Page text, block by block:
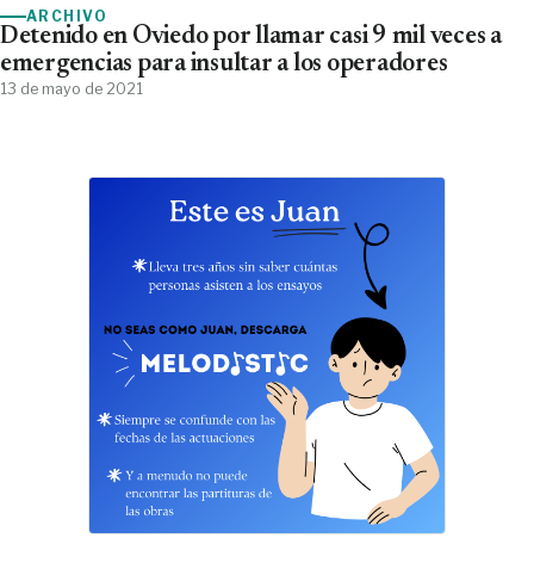
ARCHIVO
Detenido en Oviedo por llamar casi 9 mil veces a
emergencias para insultar a los operadores
13 de mayo de 2021